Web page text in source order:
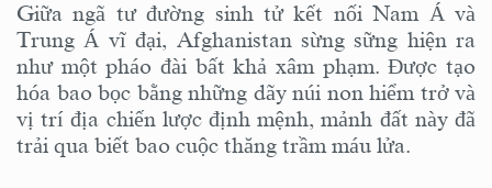
Giữa ngã tư đường sinh tử kết nối Nam Á và
Trung Á vĩ đại, Afghanistan sừng sững hiện ra
như một pháo đài bất khả xâm phạm. Được tạo
hóa bao bọc bằng những dãy núi non hiểm trở và
vị trí địa chiến lược định mệnh, mảnh đất này đã
trải qua biết bao cuộc thăng trầm máu lửa.